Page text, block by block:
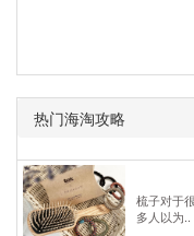
热门海淘攻略
梳子对于
多人以为..